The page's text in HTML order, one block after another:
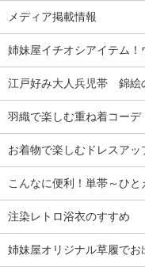
メディア掲載情報
姉妹屋イチオシアイテム！
江戸好み大人兵児帯 錦絵
羽織で楽しむ重ね着コーデ
お着物で楽しむドレスアッ
こんなに便利！単帯～ひと
注染レトロ浴衣のすすめ
姉妹屋オリジナル草履でお